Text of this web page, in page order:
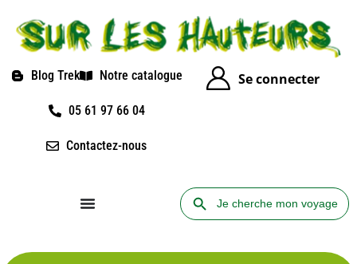
Blog Trek Notre catalogue
05 61 97 66 04
Contactez-nous
Se connecter
Search
for:
Search Button